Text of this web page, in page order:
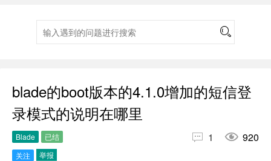
blade的boot版本的4.1.0增加的短信登
录模式的说明在哪里
Blade
已结
关注
举报
 1  920